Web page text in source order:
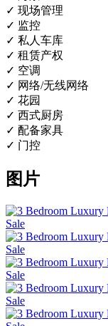
✓ 现场管理
✓ 监控
✓ 私人车库
✓ 租赁产权
✓ 空调
✓ 网络/无线网络
✓ 花园
✓ 西式厨房
✓ 配备家具
✓ 门控
图片